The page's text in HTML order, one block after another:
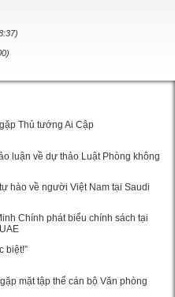
Thủ tướng Ai Cập
luận về dự thảo Luật Phòng không
hào về người Việt Nam tại Saudi
Chính phát biểu chính sách tại
biệt!”
mặt tập thể cán bộ Văn phòng